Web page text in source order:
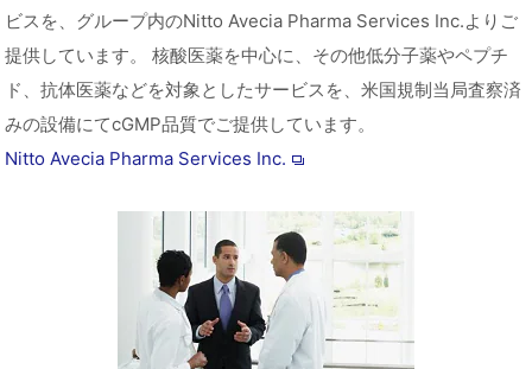
ビスを、グループ内のNitto Avecia Pharma Services Inc.よりご
提供しています。 核酸医薬を中心に、その他低分子薬やペプチ
ド、抗体医薬などを対象としたサービスを、米国規制当局査察済
みの設備にてcGMP品質でご提供しています。
Nitto Avecia Pharma Services Inc.